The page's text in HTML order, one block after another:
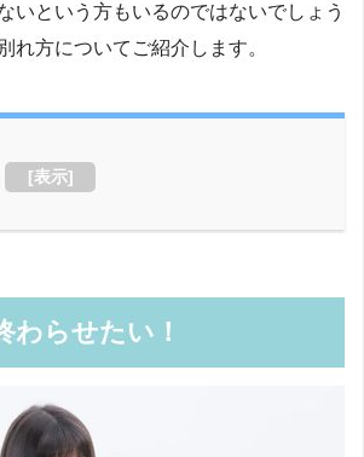
いという方もいるのではないでしょう
れ方についてご紹介します。
[表示]
わらせたい！